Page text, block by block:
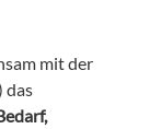
mit der
das